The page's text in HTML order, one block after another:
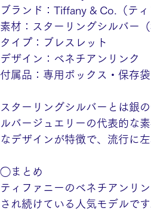
ブランド：Tiffany & Co.（ティ
素材：スターリングシルバー（
タイプ：ブレスレット
デザイン：ベネチアンリンク
付属品：専用ボックス・保存袋
スターリングシルバーとは銀
ルバージュエリーの代表的な
なデザインが特徴で、流行に
◯まとめ
ティファニーのベネチアンリ
され続けている人気モデルで